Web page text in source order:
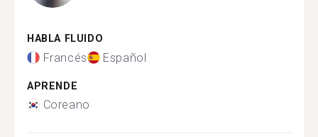
HABLA FLUIDO
Francés Español
APRENDE
Coreano